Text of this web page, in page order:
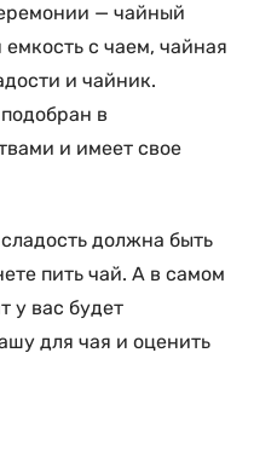
— чайный
с чаем, чайная
и чайник.
в
и имеет свое
сладость должна быть
пить чай. А в самом
у вас будет
для чая и оценить